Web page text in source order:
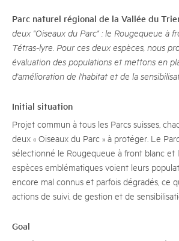
Parc naturel régional de la Vallée du
deux "Oiseaux du Parc" : le Rougequeue à
Tétras-lyre. Pour ces deux espèces, nous
évaluation des populations et mettons en
d'amélioration de l'habitat et de la
Initial situation
Projet commun à tous les Parcs suisses,
deux « Oiseaux du Parc » à protéger. Le
sélectionné le Rougequeue à front blanc et
espèces emblématiques voient leurs
encore mal connus et parfois dégradés, ce
actions de suivi, de gestion et de
Goal